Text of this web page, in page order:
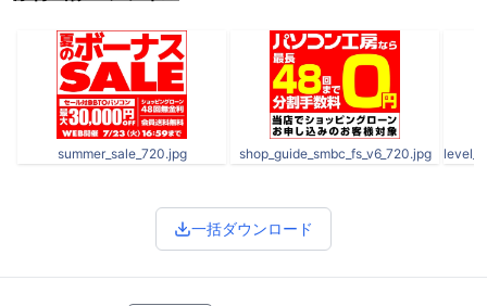
summer_sale_720.jpg shop_guide_smbc_fs_v6_720.jpg
一括ダウンロード